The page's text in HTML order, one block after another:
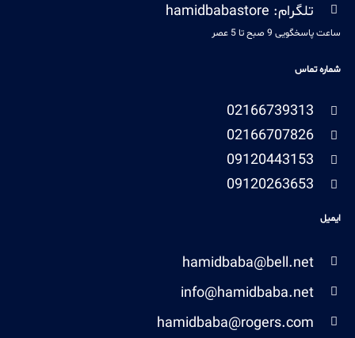
تلگرام: hamidbabastore
ساعت پاسخگویی 9 صبح تا 5 عصر
شماره تماس
02166739313
02166707826
09120443153
09120263653
ایمیل
hamidbaba@bell.net
info@hamidbaba.net
hamidbaba@rogers.com